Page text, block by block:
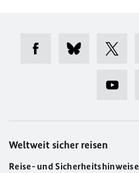
Weltweit sicher reisen
Reise- und Sicherheitshinweise